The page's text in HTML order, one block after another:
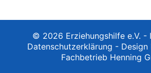
© 2026 Erziehungshilfe e.V. -
Datenschutzerklärung - Design
Fachbetrieb Henning